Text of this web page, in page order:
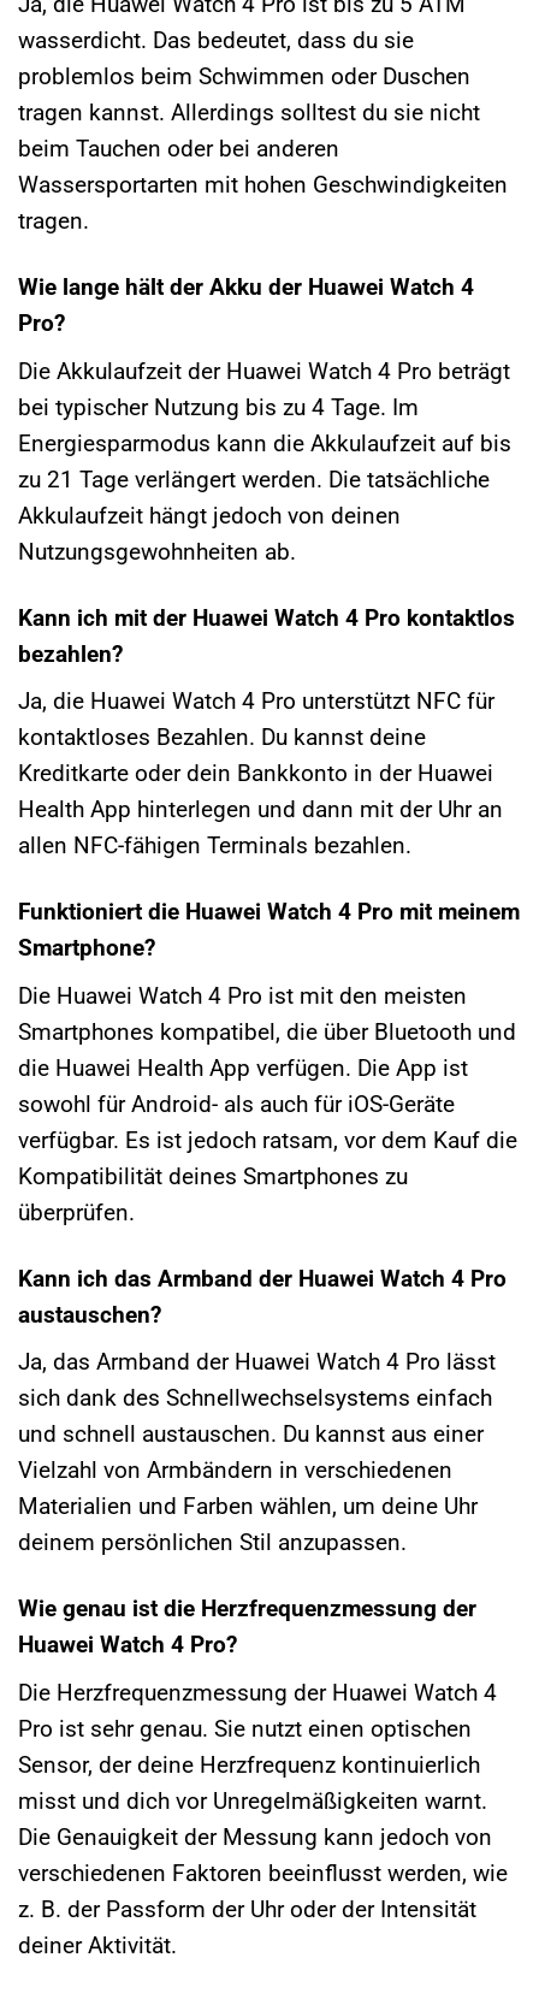
wasserdicht. Das bedeutet, dass du sie
problemlos beim Schwimmen oder Duschen
tragen kannst. Allerdings solltest du sie nicht
beim Tauchen oder bei anderen
Wassersportarten mit hohen Geschwindigkeiten
tragen.
Wie lange hält der Akku der Huawei Watch 4
Pro?
Die Akkulaufzeit der Huawei Watch 4 Pro beträgt
bei typischer Nutzung bis zu 4 Tage. Im
Energiesparmodus kann die Akkulaufzeit auf bis
zu 21 Tage verlängert werden. Die tatsächliche
Akkulaufzeit hängt jedoch von deinen
Nutzungsgewohnheiten ab.
Kann ich mit der Huawei Watch 4 Pro kontaktlos
bezahlen?
Ja, die Huawei Watch 4 Pro unterstützt NFC für
kontaktloses Bezahlen. Du kannst deine
Kreditkarte oder dein Bankkonto in der Huawei
Health App hinterlegen und dann mit der Uhr an
allen NFC-fähigen Terminals bezahlen.
Funktioniert die Huawei Watch 4 Pro mit meinem
Smartphone?
Die Huawei Watch 4 Pro ist mit den meisten
Smartphones kompatibel, die über Bluetooth und
die Huawei Health App verfügen. Die App ist
sowohl für Android- als auch für iOS-Geräte
verfügbar. Es ist jedoch ratsam, vor dem Kauf die
Kompatibilität deines Smartphones zu
überprüfen.
Kann ich das Armband der Huawei Watch 4 Pro
austauschen?
Ja, das Armband der Huawei Watch 4 Pro lässt
sich dank des Schnellwechselsystems einfach
und schnell austauschen. Du kannst aus einer
Vielzahl von Armbändern in verschiedenen
Materialien und Farben wählen, um deine Uhr
deinem persönlichen Stil anzupassen.
Wie genau ist die Herzfrequenzmessung der
Huawei Watch 4 Pro?
Die Herzfrequenzmessung der Huawei Watch 4
Pro ist sehr genau. Sie nutzt einen optischen
Sensor, der deine Herzfrequenz kontinuierlich
misst und dich vor Unregelmäßigkeiten warnt.
Die Genauigkeit der Messung kann jedoch von
verschiedenen Faktoren beeinflusst werden, wie
z. B. der Passform der Uhr oder der Intensität
deiner Aktivität.